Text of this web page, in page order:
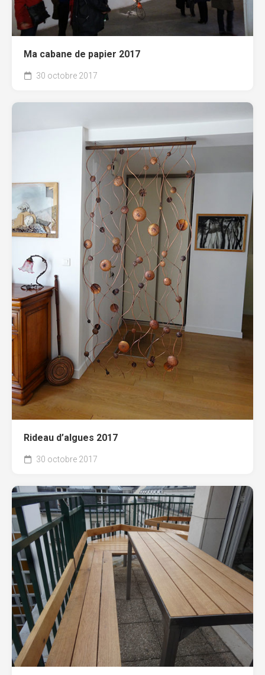
Ma cabane de papier 2017
30 octobre 2017
Rideau d’algues 2017
30 octobre 2017